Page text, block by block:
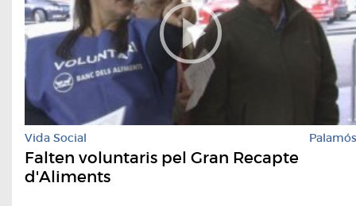
Vida Social Palamós
Falten voluntaris pel Gran Recapte
d'Aliments